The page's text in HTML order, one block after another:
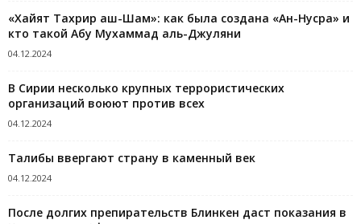
«Хайят Тахрир аш-Шам»: как была создана «Ан-Нусра» и
кто такой Абу Мухаммад аль-Джуляни
04.12.2024
В Сирии несколько крупных террористических
организаций воюют против всех
04.12.2024
Талибы ввергают страну в каменный век
04.12.2024
После долгих препирательств Блинкен даст показания в